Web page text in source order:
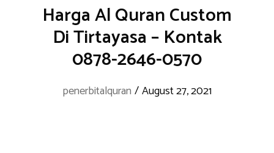
Harga Al Quran Custom
Di Tirtayasa – Kontak
0878-2646-0570
penerbitalquran /August 27, 2021